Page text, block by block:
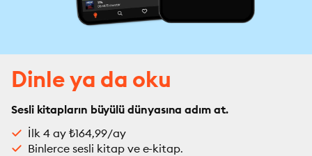
Dinle ya da oku
Sesli kitapların büyülü dünyasına adım at.
İlk 4 ay ₺164,99/ay
Binlerce sesli kitap ve e-kitap.